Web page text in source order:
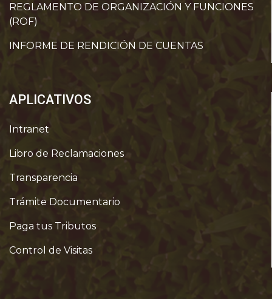
REGLAMENTO DE ORGANIZACIÓN Y FUNCIONES
(ROF)
INFORME DE RENDICIÓN DE CUENTAS
APLICATIVOS
Intranet
Libro de Reclamaciones
Transparencia
Trámite Documentario
Paga tus Tributos
Control de Visitas